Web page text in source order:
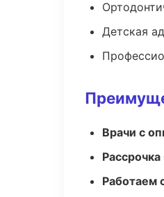
Детская
Врачи с
Работаем